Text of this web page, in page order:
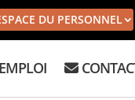
DU PERSONNEL
EMPLOI